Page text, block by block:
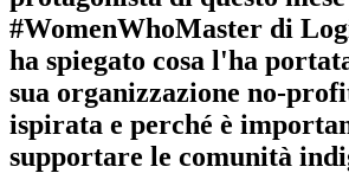
#WomenWhoMaster di
ha spiegato cosa l'ha
sua organizzazione no-
ispirata e perché è
supportare le comunità